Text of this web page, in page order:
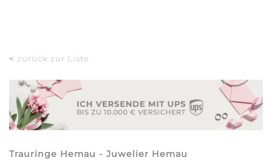
< zurück zur Liste
Trauringe Hemau - Juwelier Hemau